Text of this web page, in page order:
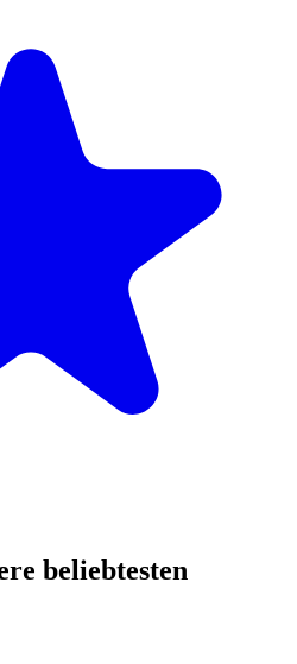
beliebtesten